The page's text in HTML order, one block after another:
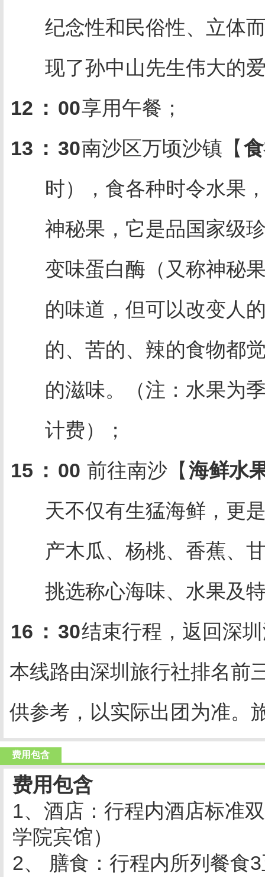
纪念性和民俗性、立体
现了孙中山先生伟大的
12 ： 00享用午餐；
13 ： 30南沙区万顷沙镇【
时），食各种时令水果
神秘果，它是品国家级
变味蛋白酶（又称神秘
的味道，但可以改变人
的、苦的、辣的食物都
的滋味。（注：水果为
计费）；
15 ： 00 前往南沙【海鲜水
天不仅有生猛海鲜，更
产木瓜、杨桃、香蕉、
挑选称心海味、水果及
16 ： 30结束行程，返回深
本线路由深圳旅行社排名前
供参考，以实际出团为准。
费用包含
费用包含
1、酒店：行程内酒店标准
学院宾馆）
2、 膳食：行程内所列餐食